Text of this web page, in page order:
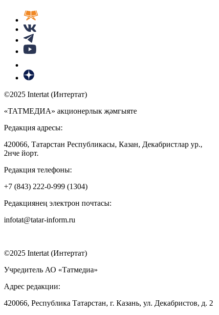
©2025 Intertat (Интертат)
«ТАТМЕДИА» акционерлык җәмгыяте
Редакция адресы:
420066, Татарстан Республикасы, Казан, Декабристлар ур.,
2нче йорт.
Редакция телефоны:
+7 (843) 222-0-999 (1304)
Редакциянең электрон почтасы:
infotat@tatar-inform.ru
©2025 Intertat (Интертат)
Учредитель АО «Татмедиа»
Адрес редакции:
420066, Республика Татарстан, г. Казань, ул. Декабристов, д. 2